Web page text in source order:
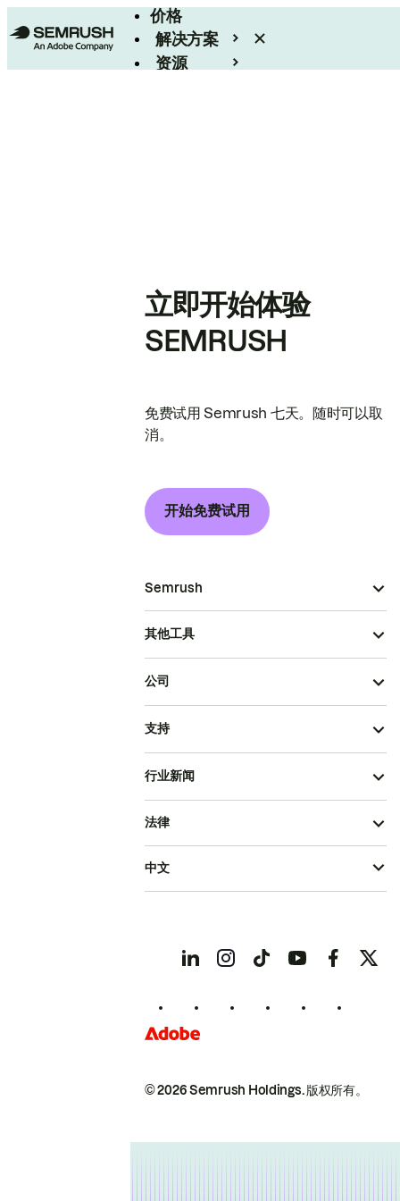
价格
解决方案
资源
立即开始体验
SEMRUSH
免费试用 Semrush 七天。随时可以取
消。
开始免费试用
Semrush
其他工具
公司
支持
行业新闻
© 2026 Semrush Holdings.版权所有。
法律
中文